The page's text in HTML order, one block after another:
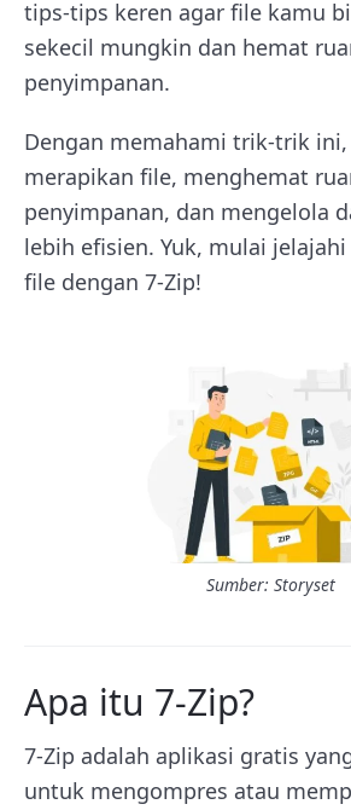
tips-tips keren agar file kamu
sekecil mungkin dan hemat
penyimpanan.
Dengan memahami trik-trik
merapikan file, menghemat
penyimpanan, dan mengelola
lebih efisien. Yuk, mulai
file dengan 7-Zip!
Sumber: Storyset
Apa itu 7-Zip?
7-Zip adalah aplikasi gratis
untuk mengompres atau